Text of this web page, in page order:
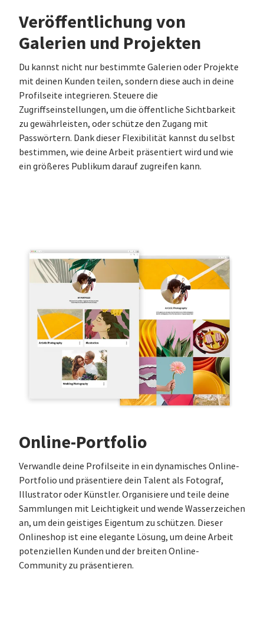
Veröffentlichung von
Galerien und Projekten
Du kannst nicht nur bestimmte Galerien oder Projekte
mit deinen Kunden teilen, sondern diese auch in deine
Profilseite integrieren. Steuere die
Zugriffseinstellungen, um die öffentliche Sichtbarkeit
zu gewährleisten, oder schütze den Zugang mit
Passwörtern. Dank dieser Flexibilität kannst du selbst
bestimmen, wie deine Arbeit präsentiert wird und wie
ein größeres Publikum darauf zugreifen kann.
Online-Portfolio
Verwandle deine Profilseite in ein dynamisches Online-
Portfolio und präsentiere dein Talent als Fotograf,
Illustrator oder Künstler. Organisiere und teile deine
Sammlungen mit Leichtigkeit und wende Wasserzeichen
an, um dein geistiges Eigentum zu schützen. Dieser
Onlineshop ist eine elegante Lösung, um deine Arbeit
potenziellen Kunden und der breiten Online-
Community zu präsentieren.